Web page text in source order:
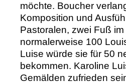
möchte. Boucher
Komposition und
Pastoralen, zwei Fuß
normalerweise 100
Luise würde sie für 50
bekommen. Karoline
Gemälden zufrieden